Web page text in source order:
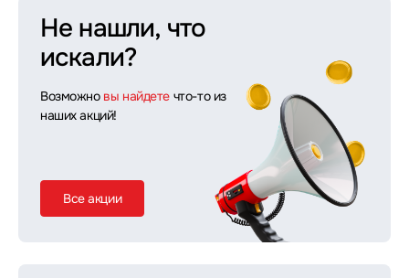
Не нашли, что
искали?
Возможно вы найдете что-то из
наших акций!
Все акции